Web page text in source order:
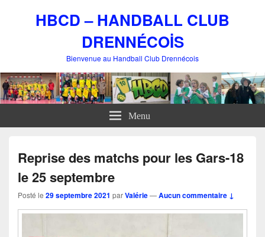
HBCD – HANDBALL CLUB
DRENNÉCOİS
Bienvenue au Handball Club Drennécois
Menu
Reprise des matchs pour les Gars-18
le 25 septembre
Posté le 29 septembre 2021 parValérie—Aucun commentaire ↓